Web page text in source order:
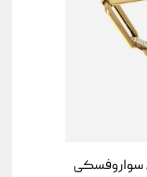
سواروفسکی